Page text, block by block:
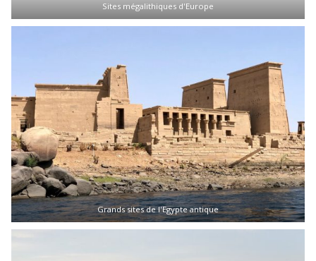
Sites mégalithiques d'Europe
Grands sites de l'Egypte antique